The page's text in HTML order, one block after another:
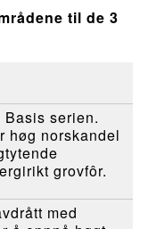
til de 3
Basis serien.
høg norskandel
grovfôr.
med